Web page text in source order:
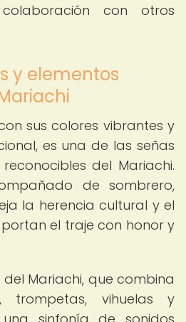
con otros
y elementos
sus colores vibrantes y
es una de las señas
del Mariachi.
de sombrero,
la herencia cultural y el
el traje con honor y
Mariachi, que combina
trompetas, vihuelas y